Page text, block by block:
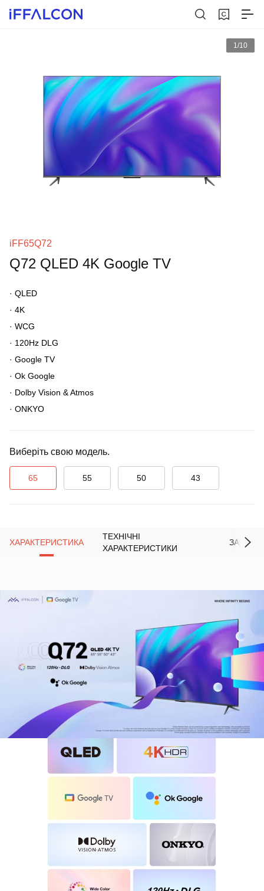
1/10
iFF65Q72
Q72 QLED 4K Google TV
· QLED
· 4K
· WCG
· 120Hz DLG
· Google TV
· Ok Google
· Dolby Vision & Atmos
· ONKYO
Виберіть свою модель.
65 55 50 43
ХАРАКТЕРИСТИКА
ТЕХНІЧНІ
ХАРАКТЕРИСТИКИ